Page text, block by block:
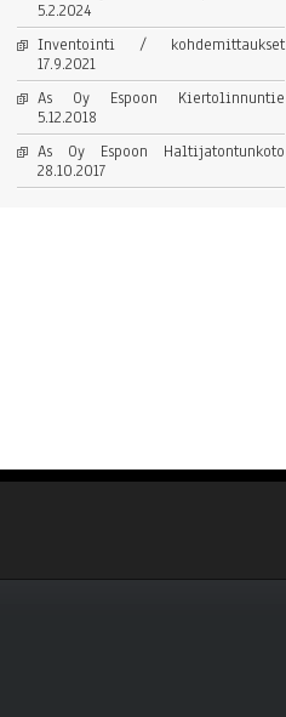
5.2.2024
Inventointi / kohdemittaukset
17.9.2021
As Oy Espoon Kiertolinnuntie
5.12.2018
As Oy Espoon Haltijatontunkoto
28.10.2017